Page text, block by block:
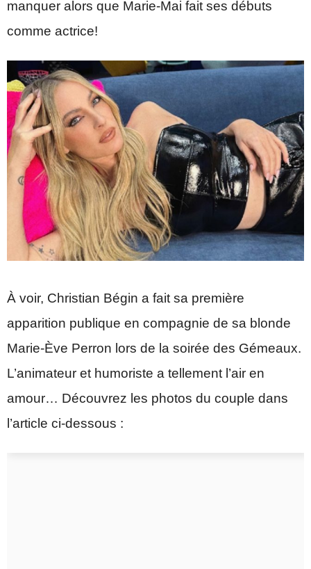
manquer alors que Marie-Mai fait ses débuts
comme actrice!
À voir, Christian Bégin a fait sa première
apparition publique en compagnie de sa blonde
Marie-Ève Perron lors de la soirée des Gémeaux.
L’animateur et humoriste a tellement l’air en
amour… Découvrez les photos du couple dans
l’article ci-dessous :